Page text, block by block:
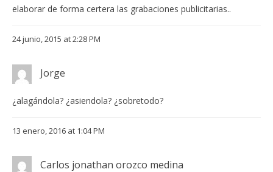
elaborar de forma certera las grabaciones publicitarias..
24 junio, 2015 at 2:28 PM
Jorge
¿alagándola? ¿asiendola? ¿sobretodo?
13 enero, 2016 at 1:04 PM
Carlos jonathan orozco medina